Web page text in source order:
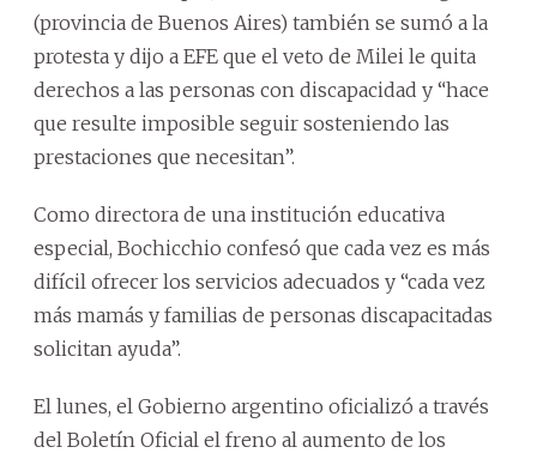
(provincia de Buenos Aires) también se sumó a la
protesta y dijo a EFE que el veto de Milei le quita
derechos a las personas con discapacidad y “hace
que resulte imposible seguir sosteniendo las
prestaciones que necesitan”.
Como directora de una institución educativa
especial, Bochicchio confesó que cada vez es más
difícil ofrecer los servicios adecuados y “cada vez
más mamás y familias de personas discapacitadas
solicitan ayuda”.
El lunes, el Gobierno argentino oficializó a través
del Boletín Oficial el freno al aumento de los